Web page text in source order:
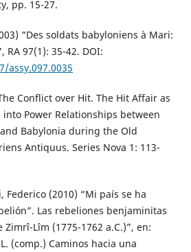
pp. 15-27.
“Des soldats babyloniens à Mari:
RA 97(1): 35-42. DOI:
assy.097.0035
Conflict over Hit. The Hit Affair as
Power Relationships between
Babylonia during the Old
Antiquus. Series Nova 1: 113-
Federico (2010) “Mi país se ha
Las rebeliones benjaminitas
Lîm (1775-1762 a.C.)”, en:
(comp.) Caminos hacia una